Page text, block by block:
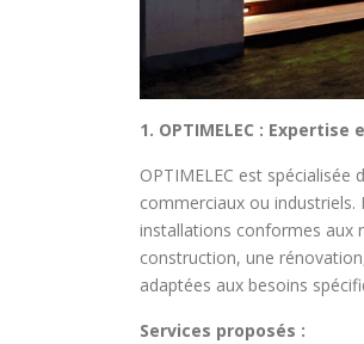
1. OPTIMELEC :
OPTIMELEC est spécialisée
commerciaux ou industriels.
installations conformes aux
construction, une
adaptées aux besoins
Services proposés :